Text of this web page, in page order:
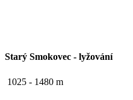
Starý Smokovec - lyžování
1025 - 1480 m